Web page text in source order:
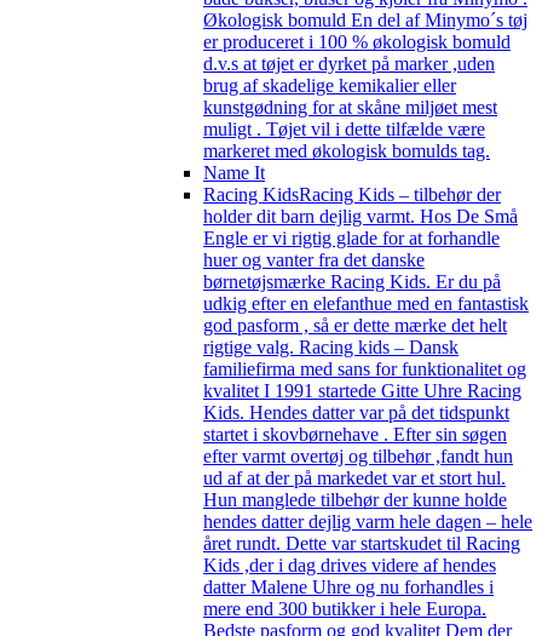
Økologisk bomuld En del af Minymo´s tøj
er produceret i 100 % økologisk bomuld
d.v.s at tøjet er dyrket på marker ,uden
brug af skadelige kemikalier eller
kunstgødning for at skåne miljøet mest
muligt . Tøjet vil i dette tilfælde være
markeret med økologisk bomulds tag.
Name It
Racing KidsRacing Kids – tilbehør der
holder dit barn dejlig varmt. Hos De Små
Engle er vi rigtig glade for at forhandle
huer og vanter fra det danske
børnetøjsmærke Racing Kids. Er du på
udkig efter en elefanthue med en fantastisk
god pasform , så er dette mærke det helt
rigtige valg. Racing kids – Dansk
familiefirma med sans for funktionalitet og
kvalitet I 1991 startede Gitte Uhre Racing
Kids. Hendes datter var på det tidspunkt
startet i skovbørnehave . Efter sin søgen
efter varmt overtøj og tilbehør ,fandt hun
ud af at der på markedet var et stort hul.
Hun manglede tilbehør der kunne holde
hendes datter dejlig varm hele dagen – hele
året rundt. Dette var startskudet til Racing
Kids ,der i dag drives videre af hendes
datter Malene Uhre og nu forhandles i
mere end 300 butikker i hele Europa.
Bedste pasform og god kvalitet Dem der